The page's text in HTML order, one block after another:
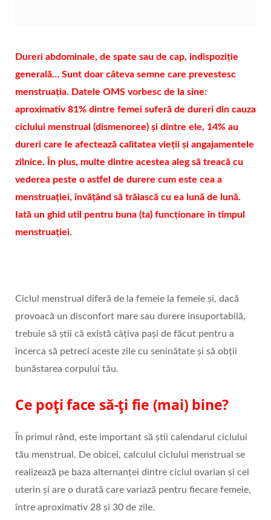
Dureri abdominale, de spate sau de cap, indispoziție
generală… Sunt doar câteva semne care prevestesc
menstruația. Datele OMS vorbesc de la sine:
aproximativ 81% dintre femei suferă de dureri din cauza
ciclului menstrual (dismenoree) și dintre ele, 14% au
dureri care le afectează calitatea vieții și angajamentele
zilnice. În plus, multe dintre acestea aleg să treacă cu
vederea peste o astfel de durere cum este cea a
menstruației, învățând să trăiască cu ea lună de lună.
Iată un ghid util pentru buna (ta) funcționare în timpul
menstruației.
Ciclul menstrual diferă de la femeie la femeie și, dacă
provoacă un disconfort mare sau durere insuportabilă,
trebuie să știi că există câțiva pași de făcut pentru a
încerca să petreci aceste zile cu seninătate și să obții
bunăstarea corpului tău.
Ce poți face să-ți fie (mai) bine?
În primul rând, este important să știi calendarul ciclului
tău menstrual. De obicei, calculul ciclului menstrual se
realizează pe baza alternanței dintre ciclul ovarian și cel
uterin și are o durată care variază pentru fiecare femeie,
între aproximativ 28 și 30 de zile.